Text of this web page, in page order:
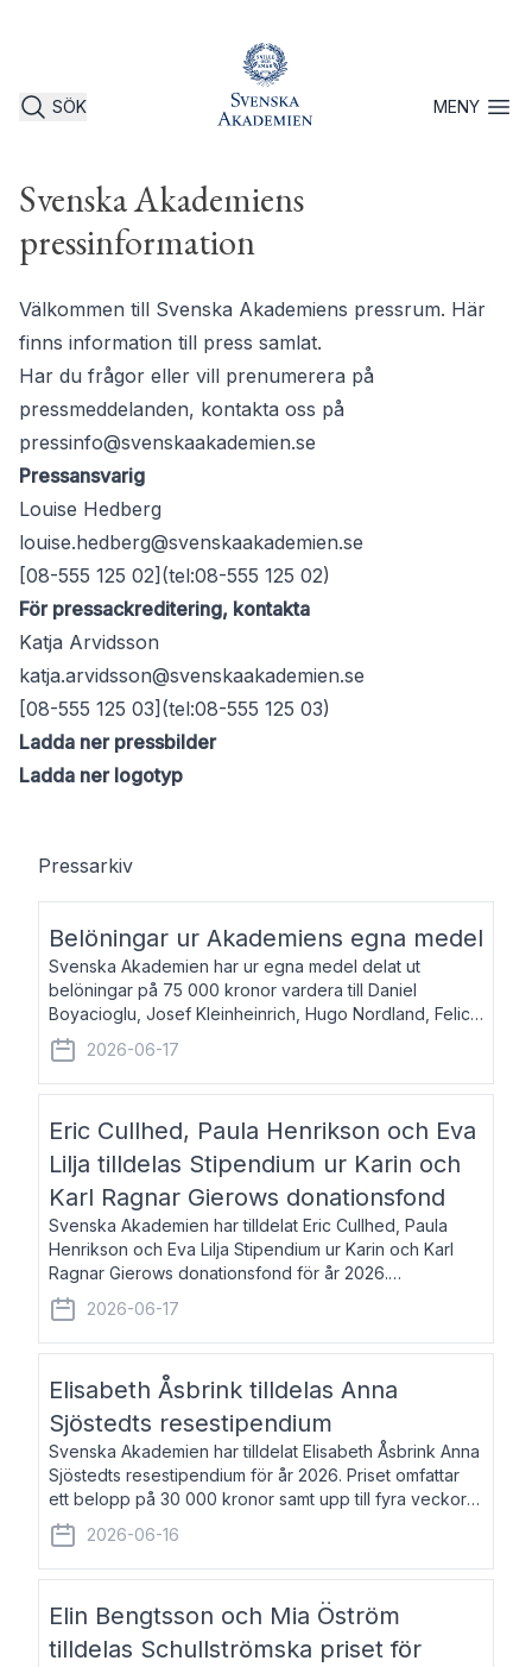
SÖK MENYÖppna
Svenska Akademiens
pressinformation
Välkommen till Svenska Akademiens pressrum. Här
finns information till press samlat.
Har du frågor eller vill prenumerera på
pressmeddelanden, kontakta oss på
pressinfo@svenskaakademien.se
Pressansvarig
Louise Hedberg
louise.hedberg@svenskaakademien.se
[08-555 125 02](tel:08-555 125 02)
För pressackreditering, kontakta
Katja Arvidsson
katja.arvidsson@svenskaakademien.se
[08-555 125 03](tel:08-555 125 03)
Ladda ner pressbilder
Ladda ner logotyp
Pressarkiv
Belöningar ur Akademiens egna medel
Svenska Akademien har ur egna medel delat ut
belöningar på 75 000 kronor vardera till Daniel
Boyacioglu, Josef Kleinheinrich, Hugo Nordland, Felicia
Stenroth och Svante Strandberg. Daniel Boyacioglu,
född 1981, är poet och scenartist. Josef
2026-06-17
Eric Cullhed, Paula Henrikson och Eva
Lilja tilldelas Stipendium ur Karin och
Karl Ragnar Gierows donationsfond
Svenska Akademien har tilldelat Eric Cullhed, Paula
Henrikson och Eva Lilja Stipendium ur Karin och Karl
Ragnar Gierows donationsfond för år 2026.
Stipendiebeloppet är på 70 000 kronor vardera. Eric
Cullhed, född 1985, är professor i grekis
2026-06-17
Elisabeth Åsbrink tilldelas Anna
Sjöstedts resestipendium
Svenska Akademien har tilldelat Elisabeth Åsbrink Anna
Sjöstedts resestipendium för år 2026. Priset omfattar
ett belopp på 30 000 kronor samt upp till fyra veckors
fri vistelse i Akademiens lägenhet i Berlin. Elisabeth
Åsbrink, född 1965 oc
2026-06-16
Elin Bengtsson och Mia Öström
tilldelas Schullströmska priset för